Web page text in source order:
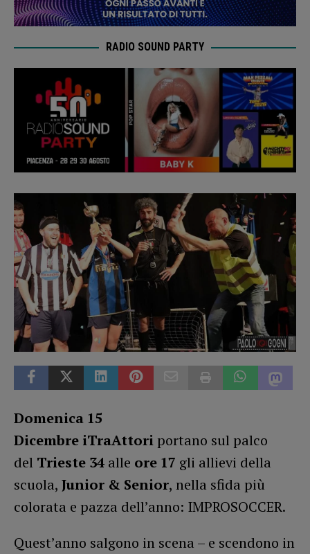
RADIO SOUND PARTY
Domenica 15
Dicembre iTraAttori portano sul palco
del Trieste 34 alle ore 17 gli allievi della
scuola, Junior & Senior, nella sfida più
colorata e pazza dell’anno: IMPROSOCCER.
Quest’anno salgono in scena – e scendono in